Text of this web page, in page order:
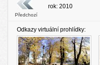
Předchozí
rok: 2010
Odkazy virtuální prohlídky: